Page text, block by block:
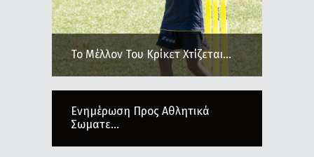
Το Μέλλον Του Κρίκετ Χτίζεται...
Ενημέρωση Προς Αθλητικά
Σωματε...